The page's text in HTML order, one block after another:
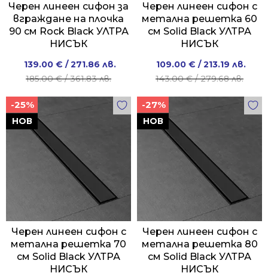
Черен линеен сифон за
вграждане на плочка
90 см Rock Black УЛТРА
НИСЪК
185.00€/ 361.83 лв.
Original
price
139.00 € / 271.86 лв.
Current
price
Черен линеен сифон с
метална решетка 60
см Solid Black УЛТРА
НИСЪК
143.00€/ 279.68 лв.
Original
price
109.00 € / 213.19 лв.
Current
price
НОВ
-25%
Черен линеен сифон с
метална решетка 70
см Solid Black УЛТРА
НИСЪК
НОВ
-27%
Черен линеен сифон с
метална решетка 80
см Solid Black УЛТРА
НИСЪК